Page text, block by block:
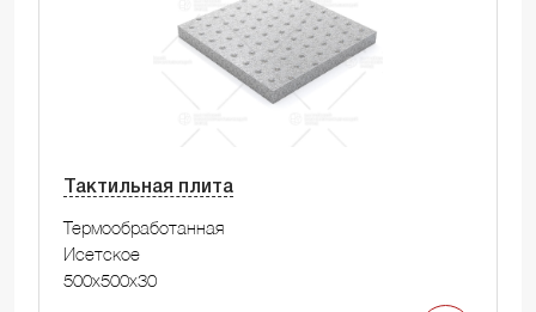
Тактильная плита
Термообработанная
Исетское
500x500x30